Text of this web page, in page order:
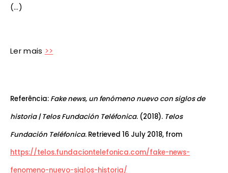
(…)
Ler mais >>
Referência: Fake news, un fenómeno nuevo con siglos de
historia | Telos Fundación Teléfonica. (2018). Telos
Fundación Teléfonica. Retrieved 16 July 2018, from
https://telos.fundaciontelefonica.com/fake-news-
fenomeno-nuevo-siglos-historia/